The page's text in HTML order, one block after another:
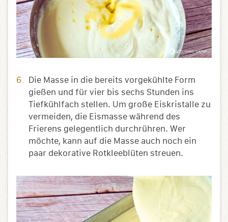
Die Masse in die bereits vorgekühlte Form
gießen und für vier bis sechs Stunden ins
Tiefkühlfach stellen. Um große Eiskristalle zu
vermeiden, die Eismasse während des
Frierens gelegentlich durchrühren. Wer
möchte, kann auf die Masse auch noch ein
paar dekorative Rotkleeblüten streuen.